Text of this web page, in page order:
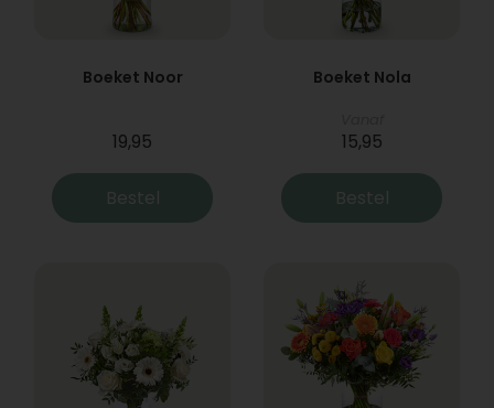
Boeket Noor
19,95
Bestel
Boeket Nola
15,95
Bestel